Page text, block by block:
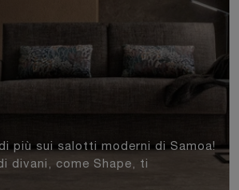
più sui salotti moderni di Samoa!
divani, come Shape, ti